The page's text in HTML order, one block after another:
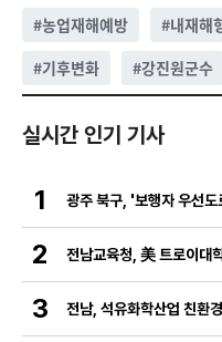
#농업재해예방 #내재해
#기후변화 #강진원군수
실시간 인기 기사
1 광주 북구, '보행자 우선
2 전남교육청, 美 트로이대
3 전남, 석유화학산업 친환